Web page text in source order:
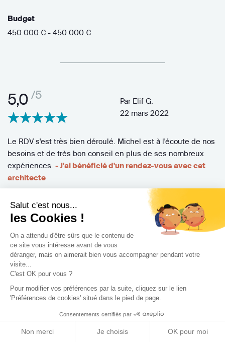
Salut c'est nous...
les Cookies !
On a attendu d'être sûrs que le contenu de
ce site vous intéresse avant de vous
déranger, mais on aimerait bien vous accompagner pendant votre
visite...
C'est OK pour vous ?
Pour modifier vos préférences par la suite, cliquez sur le lien
'Préférences de cookies' situé dans le pied de page.
Consentements certifiés par
Non merci Je choisis OK pour moi
Budget
450 000 € - 450 000 €
5,0 /5 Par Elif G.
22 mars 2022
Le RDV s'est très bien déroulé. Michel est à l'écoute de nos
besoins et de très bon conseil en plus de ses nombreux
expériences. - J'ai bénéficié d'un rendez-vous avec cet
architecte
Type de travaux
Construction neuve
Type de bien
Maison individuelle
Budget
100 000 € - 330 000 €
13 septembre 2021